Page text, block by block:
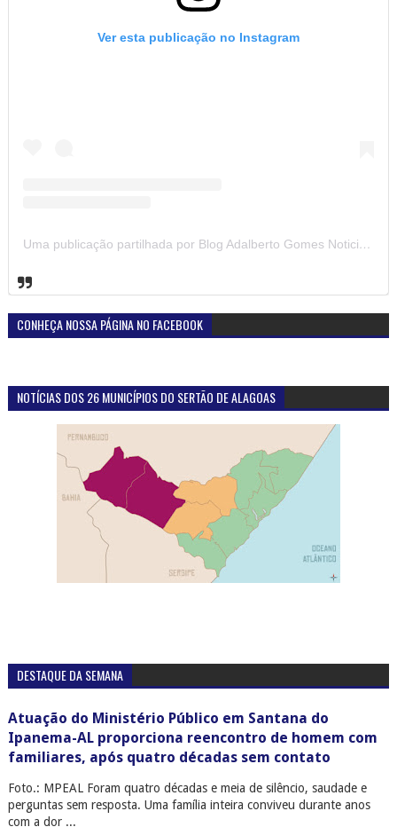
Ver esta publicação no Instagram
Uma publicação partilhada por Blog Adalberto Gomes Noticias (@blogadalbertogomesnoticiass)
CONHEÇA NOSSA PÁGINA NO FACEBOOK
NOTÍCIAS DOS 26 MUNICÍPIOS DO SERTÃO DE ALAGOAS
DESTAQUE DA SEMANA
Atuação do Ministério Público em Santana do
Ipanema-AL proporciona reencontro de homem com
familiares, após quatro décadas sem contato
Foto.: MPEAL Foram quatro décadas e meia de silêncio, saudade e
perguntas sem resposta. Uma família inteira conviveu durante anos
com a dor ...